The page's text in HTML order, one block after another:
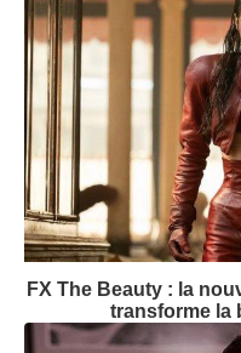
FX The Beauty : la
transforme la